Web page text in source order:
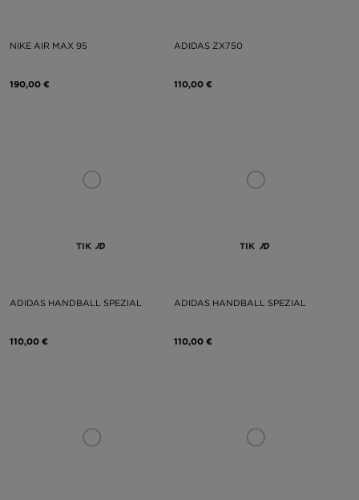
NIKE AIR MAX 95
190,00 €
ADIDAS ZX750
110,00 €
TIK
ADIDAS HANDBALL SPEZIAL
110,00 €
TIK
ADIDAS HANDBALL SPEZIAL
110,00 €